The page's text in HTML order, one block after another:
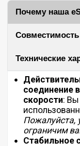
Почему наша
Совместимость
Технические
соединение в
скорости: Вы
Пожалуйста,
ограничим
Стабильное